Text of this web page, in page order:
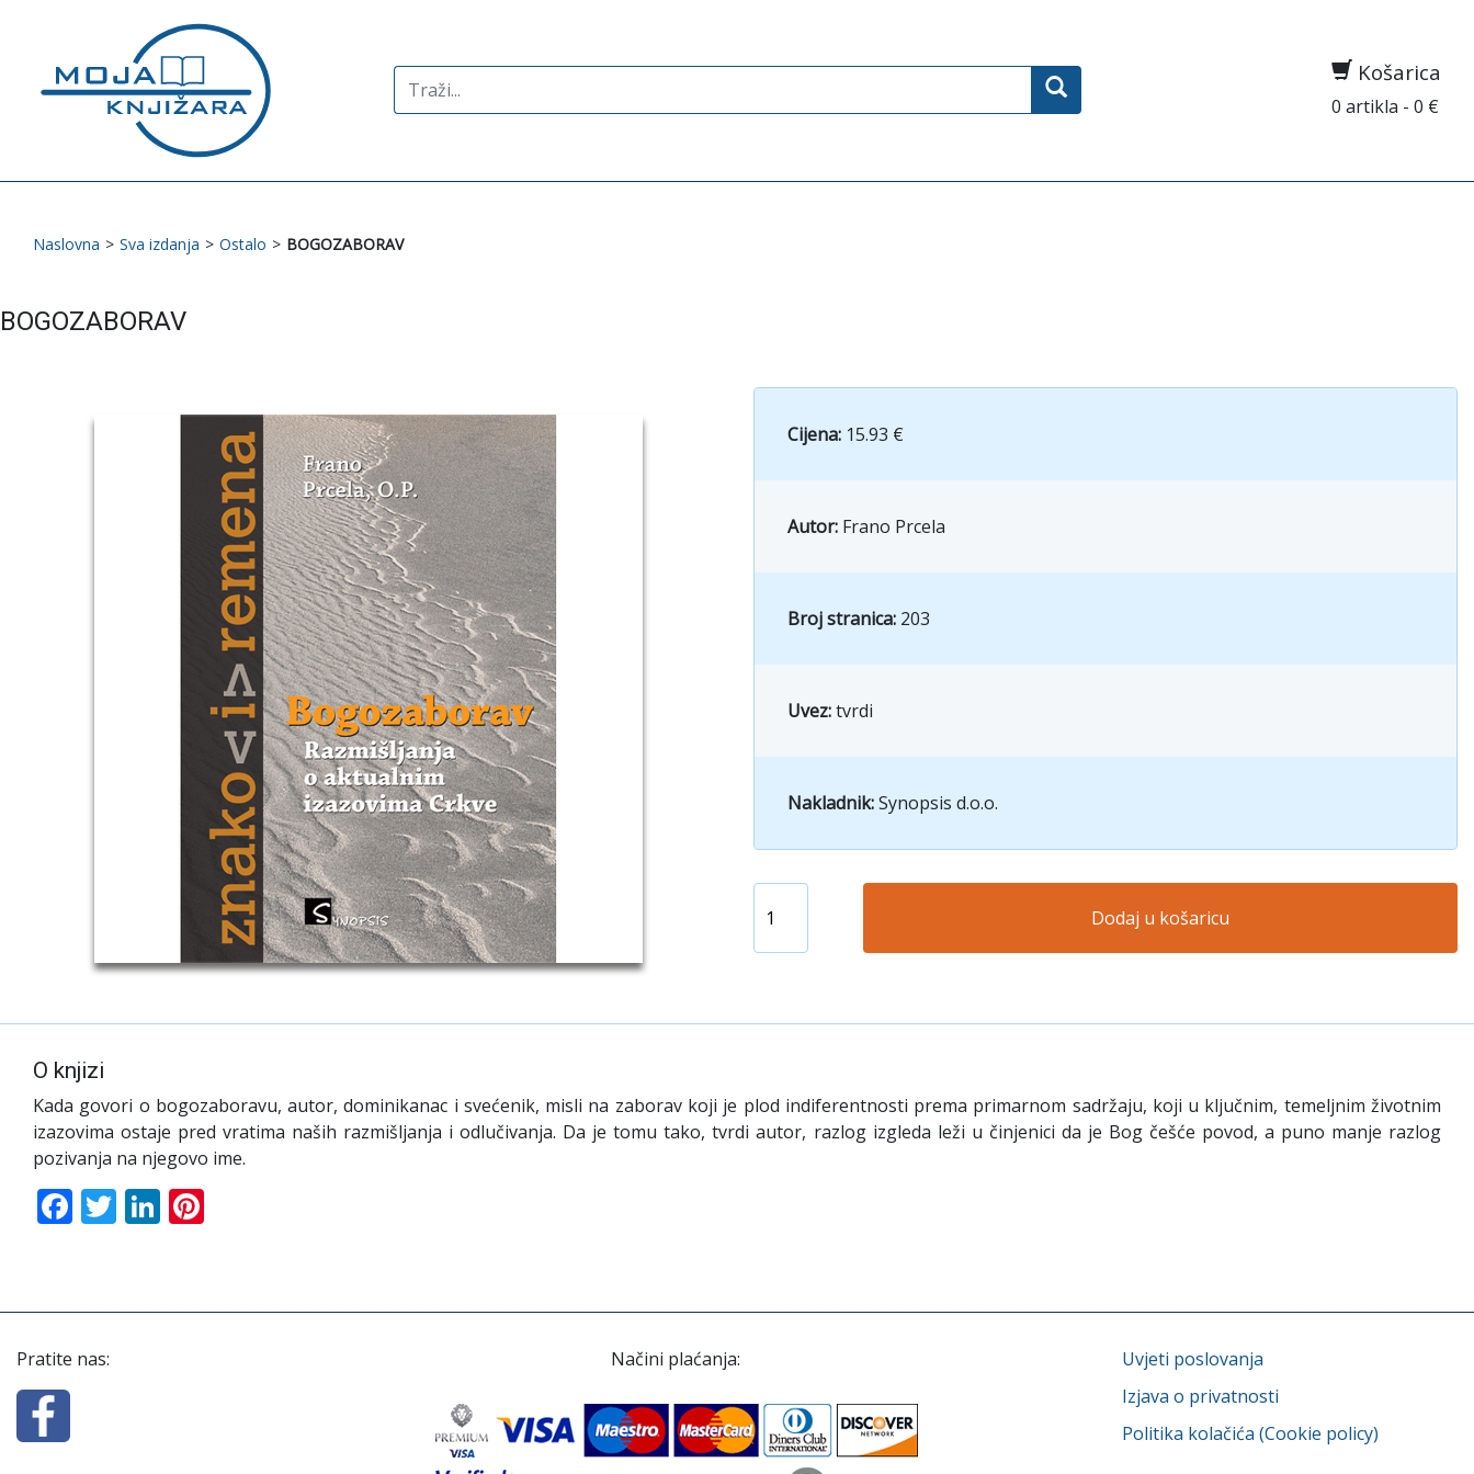
Search
for:
Košarica
0 artikla - 0 €
Naslovna > Sva izdanja > Ostalo > BOGOZABORAV
BOGOZABORAV
Cijena: 15.93 €
Autor: Frano Prcela
Broj stranica: 203
Uvez:tvrdi
Nakladnik:Synopsis d.o.o.
Dodaj u košaricu
O knjizi
Kada govori o bogozaboravu, autor, dominikanac i svećenik, misli na zaborav koji je plod indiferentnosti prema primarnom sadržaju, koji u ključnim, temeljnim životnim
izazovima ostaje pred vratima naših razmišljanja i odlučivanja. Da je tomu tako, tvrdi autor, razlog izgleda leži u činjenici da je Bog češće povod, a puno manje razlog
pozivanja na njegovo ime.
Facebook
TwitterLinkedIn
Pratite nas: Načini plaćanja:
Uvjeti poslovanja
Izjava o privatnosti
Politika kolačića (Cookie policy)